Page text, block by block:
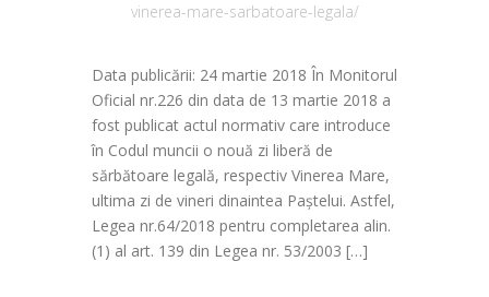
vinerea-mare-sarbatoare-legala/
Data publicării: 24 martie 2018 În Monitorul
Oficial nr.226 din data de 13 martie 2018 a
fost publicat actul normativ care introduce
în Codul muncii o nouă zi liberă de
sărbătoare legală, respectiv Vinerea Mare,
ultima zi de vineri dinaintea Paștelui. Astfel,
Legea nr.64/2018 pentru completarea alin.
(1) al art. 139 din Legea nr. 53/2003 […]